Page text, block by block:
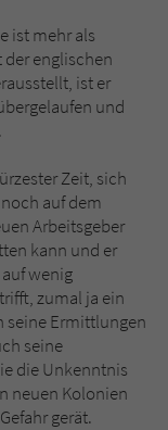
ist mehr als
der englischen
ist er
und
Zeit, sich
auf dem
Arbeitsgeber
kann und er
wenig
zumal ja ein
seine Ermittlungen
seine
die Unkenntnis
neuen Kolonien
gerät.